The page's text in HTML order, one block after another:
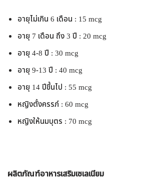
อายุไม่เกิน 6 เดือน : 15 mcg
อายุ 7 เดือน ถึง 3 ปี : 20 mcg
อายุ 4-8 ปี : 30 mcg
อายุ 9-13 ปี : 40 mcg
อายุ 14 ปีขึ้นไป : 55 mcg
หญิงตั้งครรภ์ : 60 mcg
หญิงให้นมบุตร : 70 mcg
ผลิตภัณฑ์อาหารเสริมเซเลเนียม